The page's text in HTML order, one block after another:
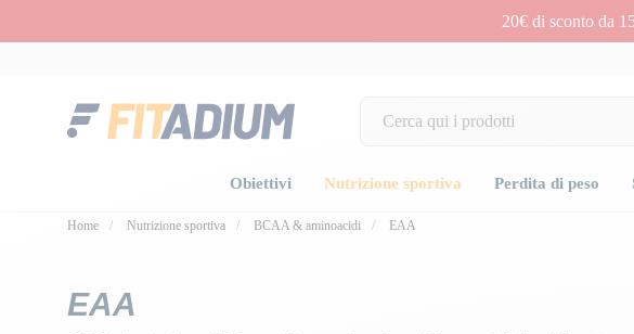
20€ di sconto da
Obiettivi Nutrizione sportiva Perdita di peso
Home Nutrizione sportiva BCAA & aminoacidi EAA
EAA